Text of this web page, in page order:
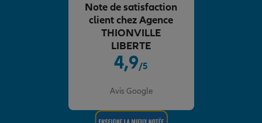
Investissements immobiliers
Changer de voiture
Préparer l’avenir
4,9/5
Avis Google
Note de satisfaction
client chez Agence
THIONVILLE
LIBERTE